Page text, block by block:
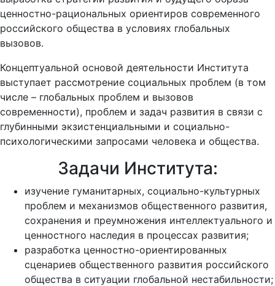
ценностно-рациональных ориентиров современного
российского общества в условиях глобальных
вызовов.
Концептуальной основой деятельности Института
выступает рассмотрение социальных проблем (в том
числе – глобальных проблем и вызовов
современности), проблем и задач развития в связи с
глубинными экзистенциальными и социально-
психологическими запросами человека и общества.
Задачи Института:
изучение гуманитарных, социально-культурных
проблем и механизмов общественного развития,
сохранения и преумножения интеллектуального и
ценностного наследия в процессах развития;
разработка ценностно-ориентированных
сценариев общественного развития российского
общества в ситуации глобальной нестабильности;